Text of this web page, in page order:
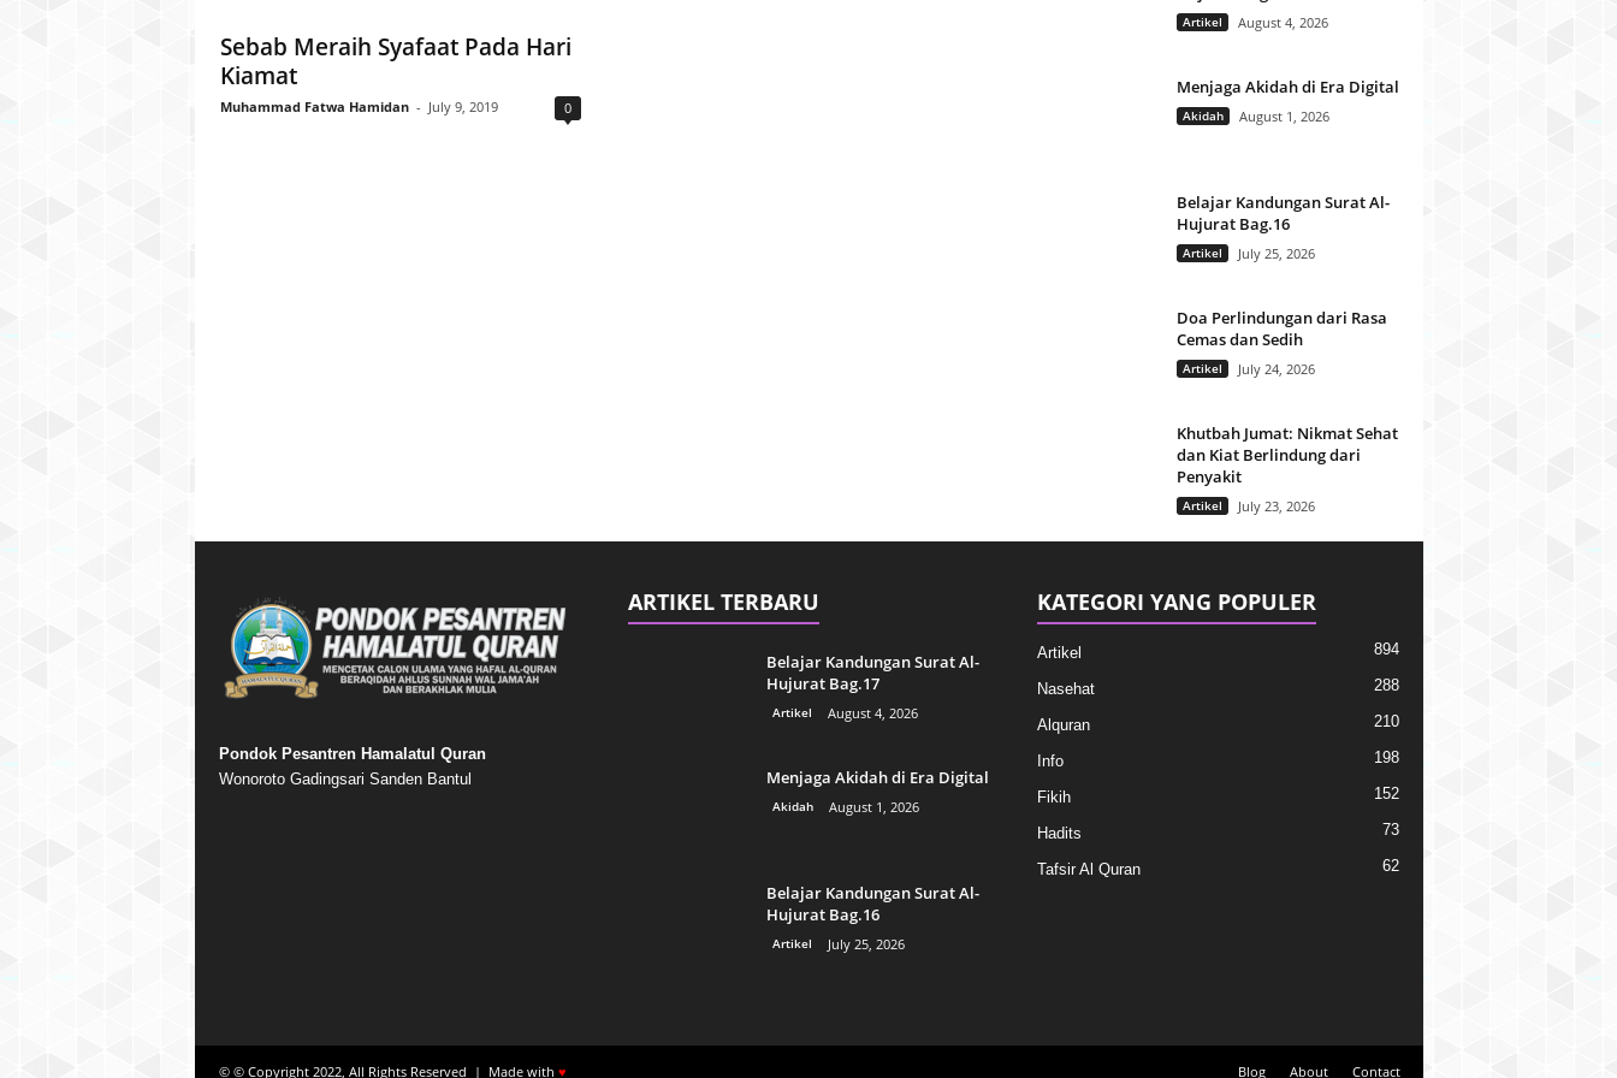
Sebab Meraih Syafaat Pada Hari
Kiamat
Muhammad Fatwa Hamidan - July 9, 2019 0
Artikel August 4, 2026
Menjaga Akidah di Era Digital
Akidah August 1, 2026
Belajar Kandungan Surat Al-
Hujurat Bag.16
Artikel July 25, 2026
Doa Perlindungan dari Rasa
Cemas dan Sedih
Artikel July 24, 2026
Khutbah Jumat: Nikmat Sehat
dan Kiat Berlindung dari
Penyakit
Artikel July 23, 2026
Pondok Pesantren Hamalatul Quran
Wonoroto Gadingsari Sanden Bantul
ARTIKEL TERBARU
Belajar Kandungan Surat Al-
Hujurat Bag.17
Artikel August 4, 2026
Menjaga Akidah di Era Digital
Akidah August 1, 2026
Belajar Kandungan Surat Al-
Hujurat Bag.16
Artikel July 25, 2026
KATEGORI YANG POPULER
Artikel 894
Nasehat 288
Alquran 210
Info 198
Fikih 152
Hadits 73
Tafsir Al Quran 62
Blog About Contact
© © Copyright 2022, All Rights Reserved | Made with ♥